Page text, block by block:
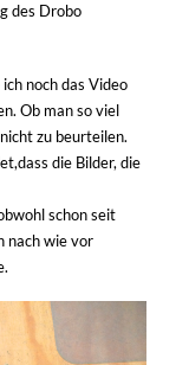
des Drobo
noch das Video
Ob man so viel
zu beurteilen.
die Bilder, die
schon seit
nach wie vor